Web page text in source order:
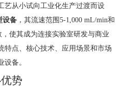
艺从小试向工业化生产过渡而设
设备，其流速范围5-1,000 mL/min和
使其成为连接实验室研发与商业
特点、核心技术、应用场景和市场
备。
势